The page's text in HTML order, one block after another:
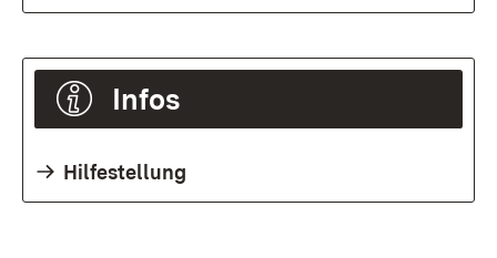
Infos
Hilfestellung